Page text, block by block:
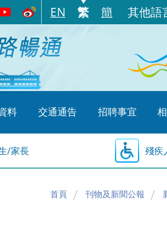
EN 繁 簡 其他語
料 交通通告 招聘事宜
/家長 殘疾
首頁 刊物及新聞公報